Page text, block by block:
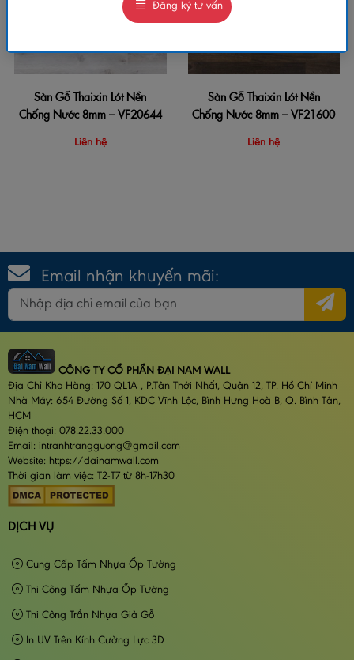
Sàn Gỗ Thaixin Lót Nền
Chống Nước 8mm – VF20644
Liên hệ
Sàn Gỗ Thaixin Lót Nền
Chống Nước 8mm – VF21600
Liên hệ
Email nhận khuyến mãi:
CÔNG TY CỔ PHẦN ĐẠI NAM WALL
Địa Chỉ Kho Hàng: 170 QL1A , P.Tân Thới Nhất, Quận 12, TP. Hồ Chí Minh
Nhà Máy: 654 Đường Số 1, KDC Vĩnh Lộc, Bình Hưng Hoà B, Q. Bình Tân,
HCM
Điện thoại: 078.22.33.000
Email: intranhtrangguong@gmail.com
Website: https://dainamwall.com
Thời gian làm việc: T2-T7 từ 8h-17h30
DỊCH VỤ
Cung Cấp Tấm Nhựa Ốp Tường
Thi Công Tấm Nhựa Ốp Tường
Thi Công Trần Nhựa Giả Gỗ
In UV Trên Kính Cường Lực 3D
Đăng ký tư vấn